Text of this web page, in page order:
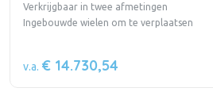
Verkrijgbaar in twee afmetingen
Ingebouwde wielen om te verplaatsen
v.a. € 14.730,54